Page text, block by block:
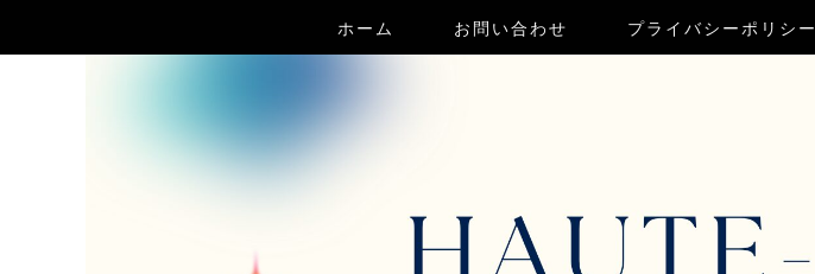
ホーム お問い合わせ プライバシーポリシー